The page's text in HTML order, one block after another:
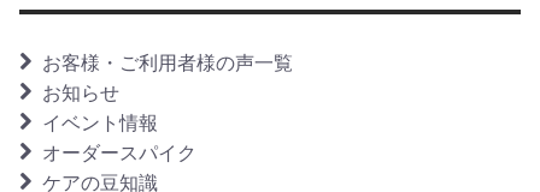
お客様・ご利用者様の声一覧
お知らせ
イベント情報
オーダースパイク
ケアの豆知識